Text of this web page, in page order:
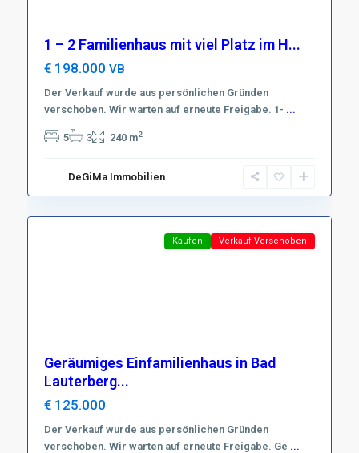
1 – 2 Familienhaus mit viel Platz im H...
€ 198.000 VB
Der Verkauf wurde aus persönlichen Gründen
verschoben. Wir warten auf erneute Freigabe. 1- ...
5 3 240 m2
DeGiMa Immobilien
Region
Harz
,
Kaufen Verkauf Verschoben
Geräumiges Einfamilienhaus in Bad
Lauterberg...
€ 125.000
Der Verkauf wurde aus persönlichen Gründen
verschoben. Wir warten auf erneute Freigabe. Ge ...